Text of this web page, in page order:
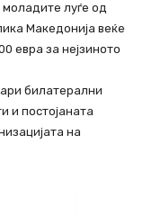
моладите луѓе од
Македонија веќе
евра за нејзиното
билатерални
и постојаната
на